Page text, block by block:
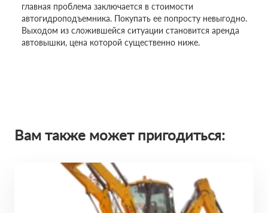
главная проблема заключается в стоимости
автогидроподъемника. Покупать ее попросту невыгодно.
Выходом из сложившейся ситуации становится аренда
автовышки, цена которой существенно ниже.
Вам также может пригодиться: